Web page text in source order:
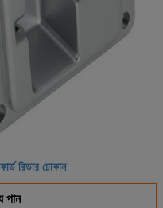
কার্ড রিডার ঢোকান
পান